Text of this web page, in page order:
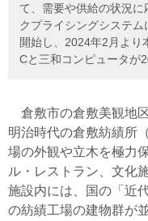
て、需要や供給の状況
クプライシングシステ
開始し、2024年2月より
Cと三和コンピュータが
倉敷市の倉敷美観地
明治時代の倉敷紡績所
場の外観や立木を極力
ル・レストラン、文化
施設内には、国の「近
の紡績工場の建物群が